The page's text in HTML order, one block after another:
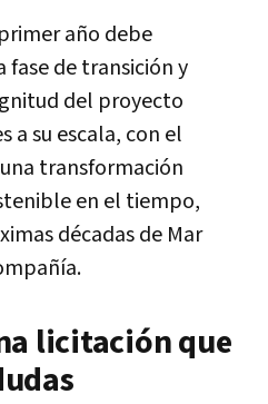
año debe
fase de transición y
del proyecto
a su escala, con el
transformación
en el tiempo,
décadas de Mar
licitación que